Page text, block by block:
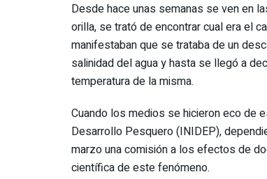
Desde hace unas semanas se ven en
orilla, se trató de encontrar cual era el
manifestaban que se trataba de un
salinidad del agua y hasta se llegó a
temperatura de la misma.
Cuando los medios se hicieron eco de
Desarrollo Pesquero (INIDEP),
marzo una comisión a los efectos de
científica de este fenómeno.